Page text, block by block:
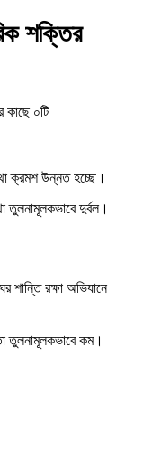
শক্তির
কাছে ০টি
ক্রমশ উন্নত হচ্ছে।
তুলনামূলকভাবে দুর্বল।
শান্তি রক্ষা অভিযানে
তুলনামূলকভাবে কম।